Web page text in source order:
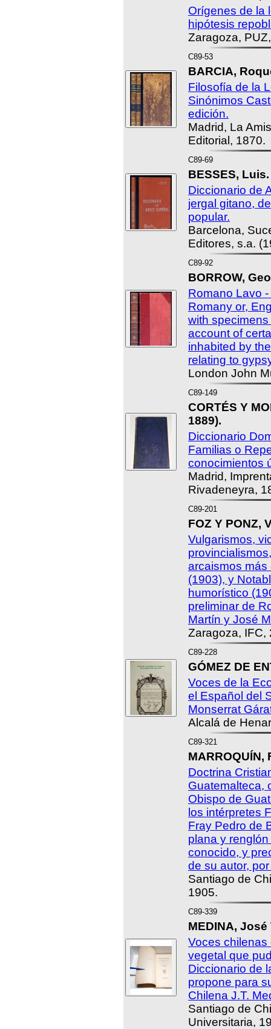
Orígenes de la
hipótesis
Zaragoza,
C89-53
BARCIA,
Filosofía de la
Sinónimos
edición.
Madrid, La
Editorial, 1870.
C89-69
BESSES, Luis.
Diccionario de
jergal gitano,
popular.
Barcelona,
Editores, s.a.
C89-92
BORROW,
Romano Lavo
Romany or,
with
account of
inhabited by
relating to
London John
C89-149
CORTÉS Y
1889).
Diccionario
Familias o
conocimientos
Madrid,
Rivadeneyra,
C89-201
FOZ Y PONZ,
Vulgarismos,
arcaismos
(1903), y
humorístico
preliminar de
Martín y José
Zaragoza, IFC,
C89-228
GÓMEZ DE
Voces de la
el Español del
Monserrat
Alcalá de
C89-321
MARROQUÍN,
Doctrina
Guatemalteca,
Obispo de
los intérpretes
Fray Pedro de
plana y
conocido, y
de su autor,
Santiago de
1905.
C89-339
MEDINA,
Voces chilenas
vegetal que
Diccionario de
propone para
Chilena J.T.
Santiago de
Universitaria,